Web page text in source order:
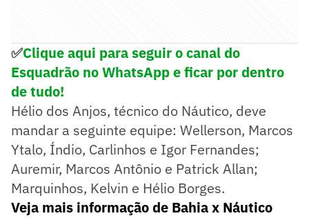
✅Clique aqui para seguir o canal do
Esquadrão no WhatsApp e ficar por dentro
de tudo!
Hélio dos Anjos, técnico do Náutico, deve
mandar a seguinte equipe: Wellerson, Marcos
Ytalo, Índio, Carlinhos e Igor Fernandes;
Auremir, Marcos Antônio e Patrick Allan;
Marquinhos, Kelvin e Hélio Borges.
Veja mais informação de Bahia x Náutico